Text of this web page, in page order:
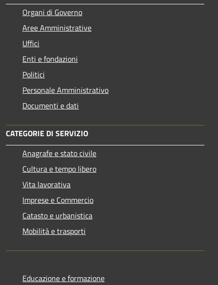
Organi di Governo
Aree Amministrative
Uffici
Enti e fondazioni
Politici
Personale Amministrativo
Documenti e dati
CATEGORIE DI SERVIZIO
Anagrafe e stato civile
Cultura e tempo libero
Vita lavorativa
Imprese e Commercio
Catasto e urbanistica
Mobilità e trasporti
Educazione e formazione